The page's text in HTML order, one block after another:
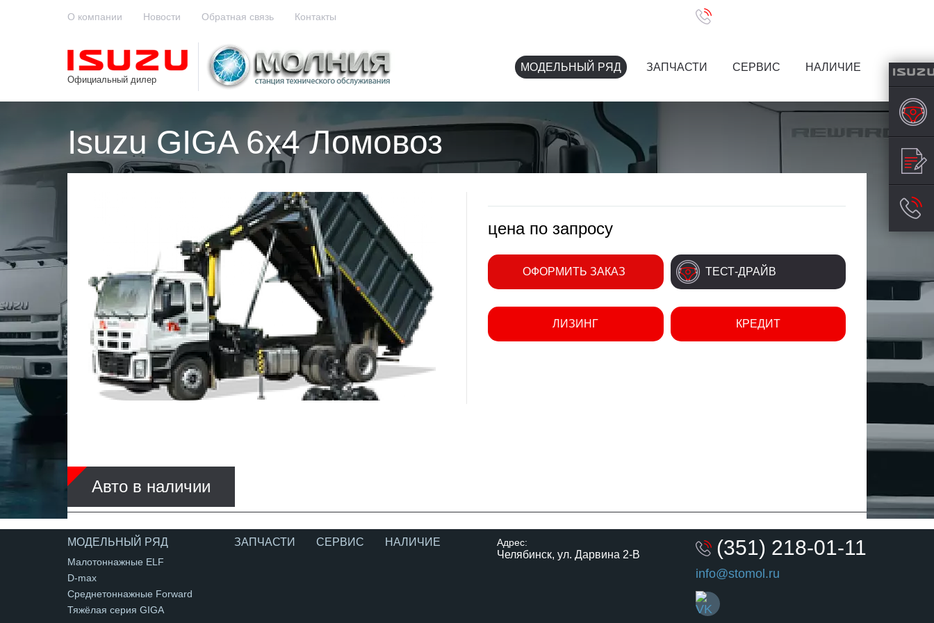
О компании Новости Обратная связь Контакты
Официальный дилер
МОДЕЛЬНЫЙ РЯД ЗАПЧАСТИ СЕРВИС НАЛИЧИЕ
Isuzu GIGA 6x4 Ломовоз
цена по запросу
ОФОРМИТЬ ЗАКАЗ ТЕСТ-ДРАЙВ
ЛИЗИНГ КРЕДИТ
Авто в наличии
МОДЕЛЬНЫЙ РЯД
Малотоннажные ELF
D-max
Среднетоннажные Forward
Тяжёлая серия GIGA
ЗАПЧАСТИ СЕРВИС НАЛИЧИЕ Адрес:
Челябинск, ул. Дарвина 2-В (351) 218-01-11
info@stomol.ru